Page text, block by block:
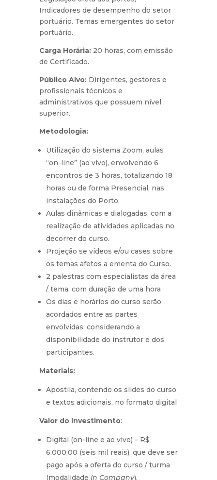
Indicadores de desempenho do setor
portuário. Temas emergentes do setor
portuário.
Carga Horária:20 horas, com emissão
de Certificado.
Público Alvo:Dirigentes, gestores e
profissionais técnicos e
administrativos que possuem nível
superior.
Metodologia:
Utilização do sistema Zoom, aulas
“on-line” (ao vivo), envolvendo 6
encontros de 3 horas, totalizando 18
horas ou de forma Presencial, nas
instalações do Porto.
Aulas dinâmicas e dialogadas, com a
realização de atividades aplicadas no
decorrer do curso.
Projeção se vídeos e/ou cases sobre
os temas afetos a ementa do Curso.
2 palestras com especialistas da área
/ tema, com duração de uma hora
Os dias e horários do curso serão
acordados entre as partes
envolvidas, considerando a
disponibilidade do instrutor e dos
participantes.
Materiais:
Apostila, contendo os slides do curso
e textos adicionais, no formato digital
Valor do Investimento:
Digital (on-line e ao vivo) – R$
6.000,00 (seis mil reais), que deve ser
pago após a oferta do curso / turma
(modalidade In Company).